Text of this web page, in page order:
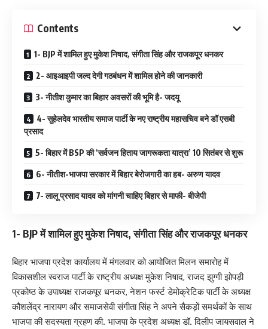
Contents
1- BJP में शामिल हुए मुकेश निषाद, संगीता सिंह और राजकपूर धनकर
2- आइआइपी जल्द देगी गठबंधन में शामिल होने की जानकारी
3- नीतीश कुमार का बिहार अवसरों की भूमि है- जदयू
4- सुहेलदेव भारतीय समाज पार्टी के नए राष्ट्रीय महासचिव बने डॉ एसबी
प्रसाद
5- बिहार में BSP की ‘सर्वजन हिताय जागरूकता यात्रा’ 10 सितंबर से शुरू
6- नीतीश-भाजपा सरकार में बिहार बेरोजगारी का हब- अरुण यादव
7- लालू प्रसाद यादव को मांगनी चाहिए बिहार से माफी- बीजेपी
1- BJP में शामिल हुए मुकेश निषाद, संगीता सिंह और राजकपूर धनकर
बिहार भाजपा प्रदेश कार्यालय में मंगलवार को आयोजित मिलन समारोह में
विकासशील स्वराज पार्टी के राष्ट्रीय अध्यक्ष मुकेश निषाद, राजद झुग्गी झोपड़ी
प्रकोष्ठ के उपाध्यक्ष राजकपूर धनकर, नेशन फर्स्ट डेमोक्रेटिक पार्टी के अध्यक्ष
कौशलेंद्र नारायण और समाजसेवी संगीता सिंह ने अपने सैकड़ों समर्थकों के साथ
भाजपा की सदस्यता ग्रहण की. भाजपा के प्रदेश अध्यक्ष डॉ. दिलीप जायसवाल ने